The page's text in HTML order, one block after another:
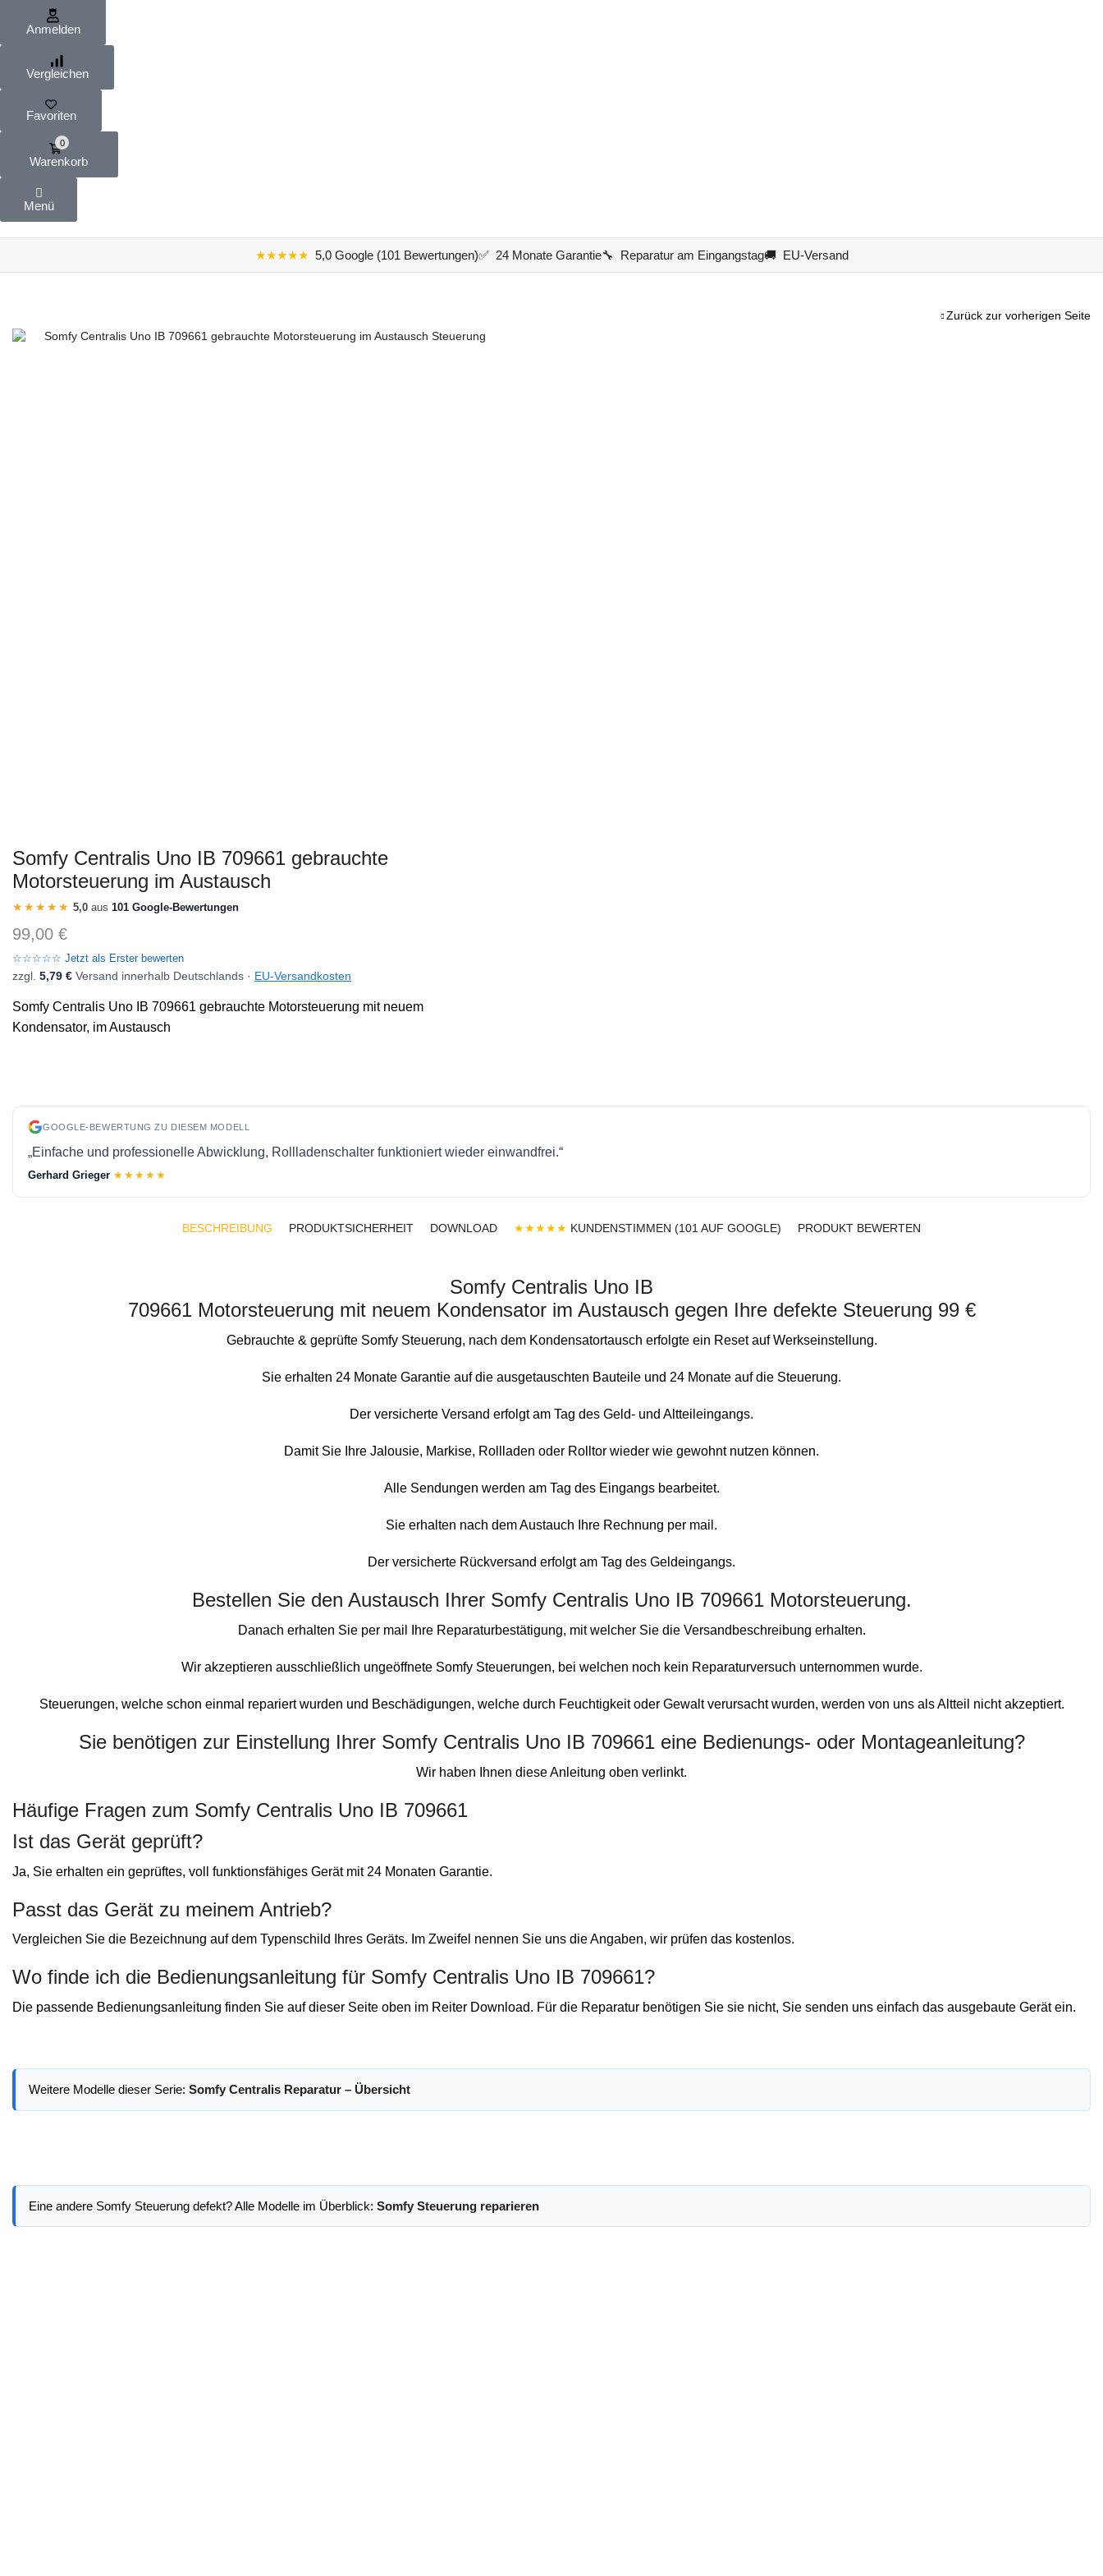
Anmelden
Vergleichen
Favoriten
0
Warenkorb
Menü
★★★★★ 5,0 Google (101 Bewertungen)✅ 24 Monate Garantie🔧 Reparatur am Eingangstag🚚 EU-Versand
Zurück zur vorherigen Seite
Somfy Centralis Uno IB 709661 gebrauchte
Motorsteuerung im Austausch
★★★★★ 5,0 aus 101 Google-Bewertungen
99,00 €
☆☆☆☆☆ Jetzt als Erster bewerten
zzgl. 5,79 € Versand innerhalb Deutschlands · EU-Versandkosten
Somfy Centralis Uno IB 709661 gebrauchte Motorsteuerung mit neuem
Kondensator, im Austausch
GOOGLE-BEWERTUNG ZU DIESEM MODELL
„Einfache und professionelle Abwicklung, Rollladenschalter funktioniert wieder einwandfrei.“
Gerhard Grieger ★★★★★
BESCHREIBUNG PRODUKTSICHERHEIT DOWNLOAD ★★★★★ KUNDENSTIMMEN (101 AUF GOOGLE) PRODUKT BEWERTEN
Somfy Centralis Uno IB
709661 Motorsteuerung mit neuem Kondensator im Austausch gegen Ihre defekte Steuerung 99 €
Gebrauchte & geprüfte Somfy Steuerung, nach dem Kondensatortausch erfolgte ein Reset auf Werkseinstellung.
Sie erhalten 24 Monate Garantie auf die ausgetauschten Bauteile und 24 Monate auf die Steuerung.
Der versicherte Versand erfolgt am Tag des Geld- und Altteileingangs.
Damit Sie Ihre Jalousie, Markise, Rollladen oder Rolltor wieder wie gewohnt nutzen können.
Alle Sendungen werden am Tag des Eingangs bearbeitet.
Sie erhalten nach dem Austauch Ihre Rechnung per mail.
Der versicherte Rückversand erfolgt am Tag des Geldeingangs.
Bestellen Sie den Austausch Ihrer Somfy Centralis Uno IB 709661 Motorsteuerung.
Danach erhalten Sie per mail Ihre Reparaturbestätigung, mit welcher Sie die Versandbeschreibung erhalten.
Wir akzeptieren ausschließlich ungeöffnete Somfy Steuerungen, bei welchen noch kein Reparaturversuch unternommen wurde.
Steuerungen, welche schon einmal repariert wurden und Beschädigungen, welche durch Feuchtigkeit oder Gewalt verursacht wurden, werden von uns als Altteil nicht akzeptiert.
Sie benötigen zur Einstellung Ihrer Somfy Centralis Uno IB 709661 eine Bedienungs- oder Montageanleitung?
Wir haben Ihnen diese Anleitung oben verlinkt.
Häufige Fragen zum Somfy Centralis Uno IB 709661
Ist das Gerät geprüft?
Ja, Sie erhalten ein geprüftes, voll funktionsfähiges Gerät mit 24 Monaten Garantie.
Passt das Gerät zu meinem Antrieb?
Vergleichen Sie die Bezeichnung auf dem Typenschild Ihres Geräts. Im Zweifel nennen Sie uns die Angaben, wir prüfen das kostenlos.
Wo finde ich die Bedienungsanleitung für Somfy Centralis Uno IB 709661?
Die passende Bedienungsanleitung finden Sie auf dieser Seite oben im Reiter Download. Für die Reparatur benötigen Sie sie nicht, Sie senden uns einfach das ausgebaute Gerät ein.
Weitere Modelle dieser Serie: Somfy Centralis Reparatur – Übersicht
Eine andere Somfy Steuerung defekt? Alle Modelle im Überblick: Somfy Steuerung reparieren